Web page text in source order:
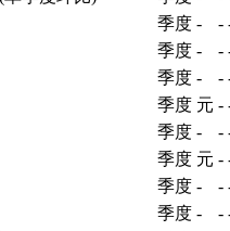
季度 - -
季度 - -
季度 - -
季度 元 -
季度 - -
季度 元 -
季度 - -
季度 - -